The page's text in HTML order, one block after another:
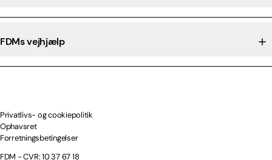
FDMs vejhjælp
Privatlivs- og cookiepolitik
Ophavsret
Forretningsbetingelser
FDM - CVR: 10 37 67 18